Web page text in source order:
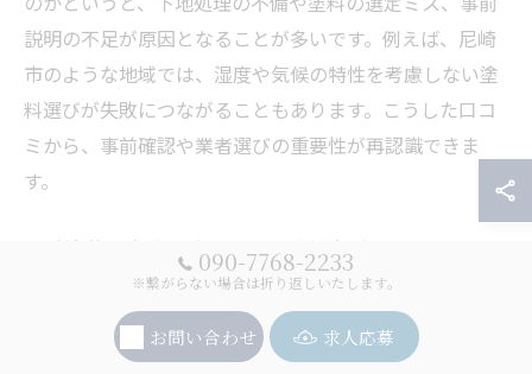
説明の不足が原因となることが多いです。例えば、尼崎
市のような地域では、湿度や気候の特性を考慮しない塗
料選びが失敗につながることもあります。こうした口コ
ミから、事前確認や業者選びの重要性が再認識できま
す。
外壁塗装の失敗を防ぐための確認事項
外壁塗装で失敗を防ぐには、事前の確認が不可欠です。
まず、塗装のタイミングや下地の状態、希望する色や仕
上がりのイメージを明確に伝えることが大切です。ま
090-7768-2233
※繋がらない場合は折り返しいたします。
お問い合わせ 求人応募